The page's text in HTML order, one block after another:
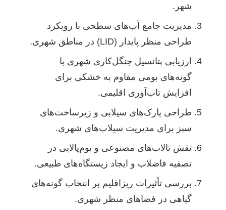
شهر.
مدیریت جامع آب‌های سطحی با رویکرد
طراحی منظر پایدار (LID) در مناطق شهری.
ارزیابی پتانسیل جنگل‌کاری شهری با
گونه‌های بومی مقاوم به خشکی برای
افزایش تاب‌آوری اقلیمی.
طراحی پارک‌های سیلابی و زیرساخت‌های
سبز برای مدیریت سیلاب‌های شهری.
نقش تالاب‌های مصنوعی و بوم‌پالایی در
تصفیه فاضلاب و ایجاد زیستگاه‌های طبیعی.
بررسی تأثیرات ریزاقلیم بر انتخاب گونه‌های
گیاهی در فضاهای منظر شهری.